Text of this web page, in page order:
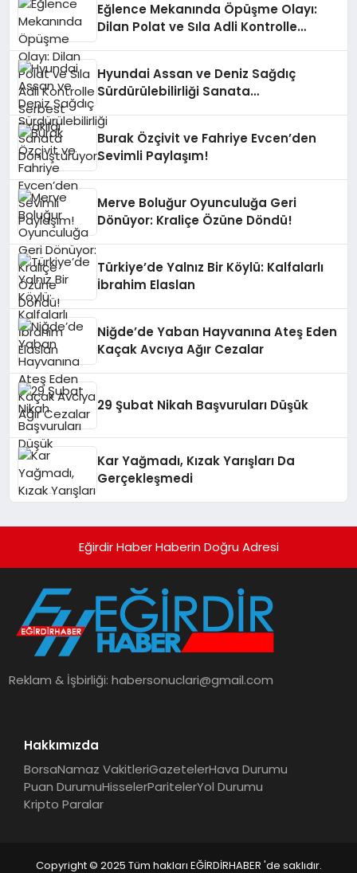
Eğlence Mekanında Öpüşme Olayı:
Dilan Polat ve Sıla Adli Kontrolle
Hyundai Assan ve Deniz Sağdıç
Sürdürülebilirliği Sanata
Burak Özçivit ve Fahriye Evcen’den
Sevimli Paylaşım!
Merve Boluğur Oyunculuğa Geri
Dönüyor: Kraliçe Özüne Döndü!
Türkiye’de Yalnız Bir Köylü: Kalfalarlı
İbrahim Elaslan
Niğde’de Yaban Hayvanına Ateş Eden
Kaçak Avcıya Ağır Cezalar
29 Şubat Nikah Başvuruları Düşük
Kar Yağmadı, Kızak Yarışları Da
Gerçekleşmedi
Eğirdir Haber Haberin Doğru Adresi
Reklam & İşbirliği:habersonuclari@gmail.com
Hakkımızda
BorsaNamaz VakitleriGazetelerHava Durumu
Puan DurumuHisselerParitelerYol Durumu
Kripto Paralar
Copyright © 2025 Tüm hakları EĞİRDİRHABER 'de saklıdır.